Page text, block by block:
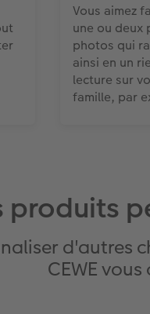
Vous aimez
une ou deux
photos qui
ainsi en un
lecture sur
famille, par
produits
d'autres
CEWE